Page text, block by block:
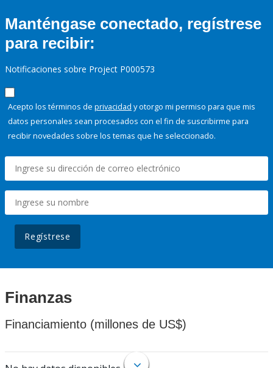
Manténgase conectado, regístrese
para recibir:
Notificaciones sobre Project P000573
Acepto los términos de privacidad y otorgo mi permiso para que mis
datos personales sean procesados con el fin de suscribirme para
recibir novedades sobre los temas que he seleccionado.
Regístrese
Finanzas
Financiamiento (millones de US$)